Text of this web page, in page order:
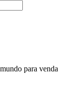
para venda